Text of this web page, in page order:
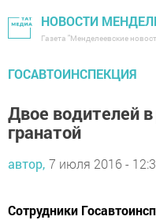
НОВОСТИ
Газета "Менделеевские
ГОСАВТОИНСПЕКЦИЯ
Двое водителей
гранатой
автор, 7 июля 2016 -
Сотрудники